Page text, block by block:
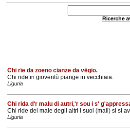
Ricerche
Chi rïe da zoeno cianze da vëgio.
Chi ride in gioventù piange in vecchiaia.
Liguria
Chi rida d'r malu di autri,'r sou i s'
Chi ride del male degli altri i suoi (mali) si si
Liguria